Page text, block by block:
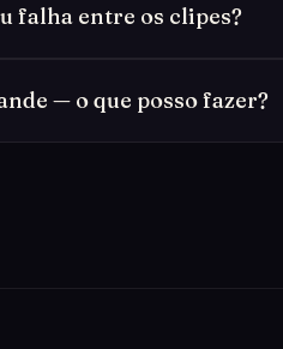
falha entre os clipes?
— o que posso fazer?